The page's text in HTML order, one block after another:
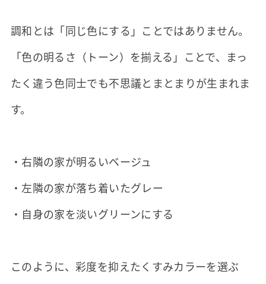
調和とは「同じ色にする」ことではありません。
「色の明るさ（トーン）を揃える」ことで、まっ
たく違う色同士でも不思議とまとまりが生まれま
す。
・右隣の家が明るいベージュ
・左隣の家が落ち着いたグレー
・自身の家を淡いグリーンにする
このように、彩度を抑えたくすみカラーを選ぶ